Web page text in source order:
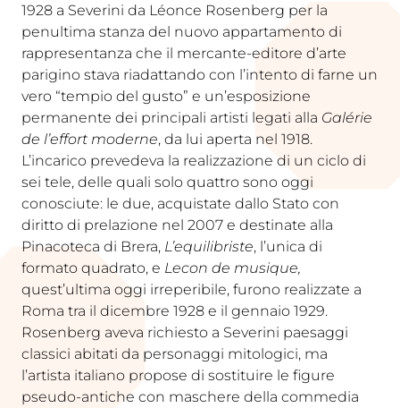
1928 a Severini da Léonce Rosenberg per la
penultima stanza del nuovo appartamento di
rappresentanza che il mercante-editore d’arte
parigino stava riadattando con l’intento di farne un
vero “tempio del gusto” e un’esposizione
permanente dei principali artisti legati alla Galérie
de l’effort moderne, da lui aperta nel 1918.
L’incarico prevedeva la realizzazione di un ciclo di
sei tele, delle quali solo quattro sono oggi
conosciute: le due, acquistate dallo Stato con
diritto di prelazione nel 2007 e destinate alla
Pinacoteca di Brera, L’equilibriste, l’unica di
formato quadrato, e Lecon de musique,
quest’ultima oggi irreperibile, furono realizzate a
Roma tra il dicembre 1928 e il gennaio 1929.
Rosenberg aveva richiesto a Severini paesaggi
classici abitati da personaggi mitologici, ma
l’artista italiano propose di sostituire le figure
pseudo-antiche con maschere della commedia